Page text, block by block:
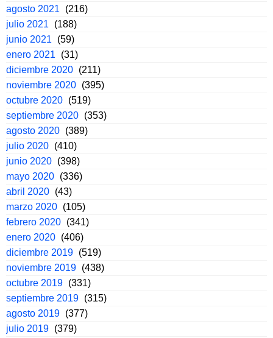
agosto 2021
(216)
julio 2021
(188)
junio 2021
(59)
enero 2021
(31)
diciembre 2020 (211)
noviembre 2020 (395)
octubre 2020 (519)
septiembre 2020 (353)
agosto 2020 (389)
julio 2020 (410)
junio 2020 (398)
mayo 2020 (336)
abril 2020 (43)
marzo 2020 (105)
febrero 2020 (341)
enero 2020 (406)
diciembre 2019 (519)
noviembre 2019 (438)
octubre 2019 (331)
septiembre 2019 (315)
agosto 2019 (377)
julio 2019 (379)